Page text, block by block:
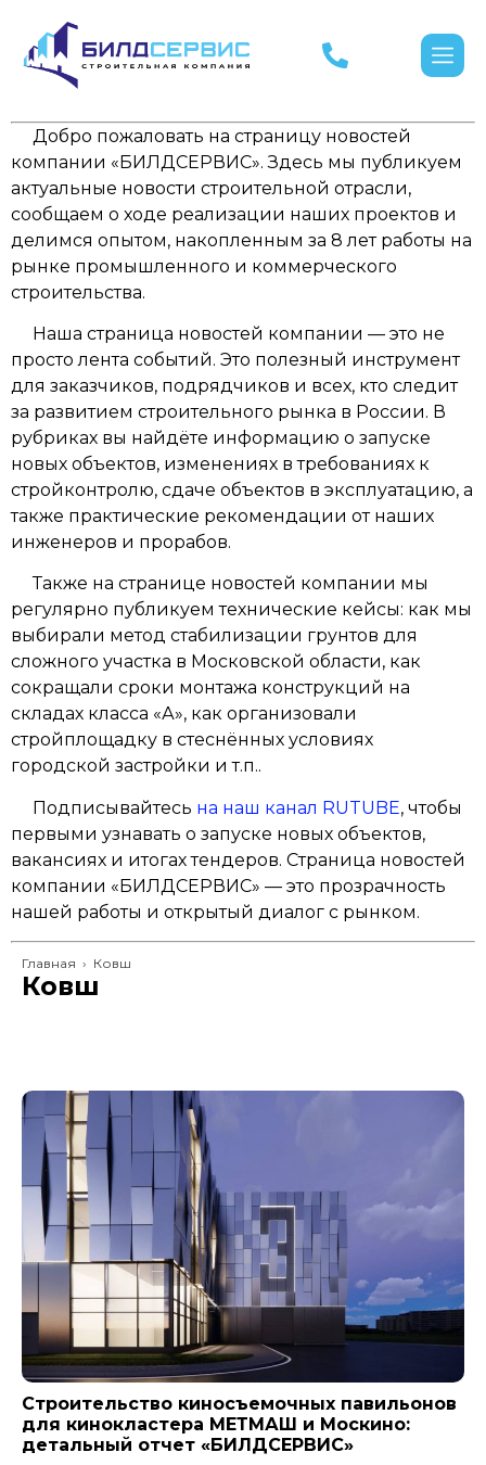
Добро пожаловать на страницу новостей
компании «БИЛДСЕРВИС». Здесь мы публикуем
актуальные новости строительной отрасли,
сообщаем о ходе реализации наших проектов и
делимся опытом, накопленным за 8 лет работы на
рынке промышленного и коммерческого
строительства.
Наша страница новостей компании — это не
просто лента событий. Это полезный инструмент
для заказчиков, подрядчиков и всех, кто следит
за развитием строительного рынка в России. В
рубриках вы найдёте информацию о запуске
новых объектов, изменениях в требованиях к
стройконтролю, сдаче объектов в эксплуатацию, а
также практические рекомендации от наших
инженеров и прорабов.
Также на странице новостей компании мы
регулярно публикуем технические кейсы: как мы
выбирали метод стабилизации грунтов для
сложного участка в Московской области, как
сокращали сроки монтажа конструкций на
складах класса «А», как организовали
стройплощадку в стеснённых условиях
городской застройки и т.п..
Подписывайтесь на наш канал RUTUBE, чтобы
первыми узнавать о запуске новых объектов,
вакансиях и итогах тендеров. Страница новостей
компании «БИЛДСЕРВИС» — это прозрачность
нашей работы и открытый диалог с рынком.
Главная › Ковш
Ковш
Строительство киносъемочных павильонов
для кинокластера МЕТМАШ и Москино:
детальный отчет «БИЛДСЕРВИС»